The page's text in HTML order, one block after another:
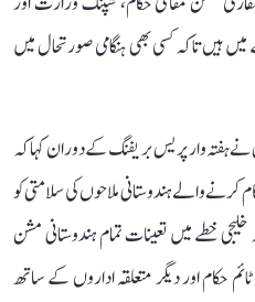
ہیں تاکہ کسی بھی ہنگامی صورتحال میں
ہفتہ وار پریس بریفنگ کے دوران کہا کہ
والے ہندوستانی ملاحوں کی سلامتی کو
خطے میں تعینات تمام ہندوستانی مشن
حکام اور دیگر متعلقہ اداروں کے ساتھ